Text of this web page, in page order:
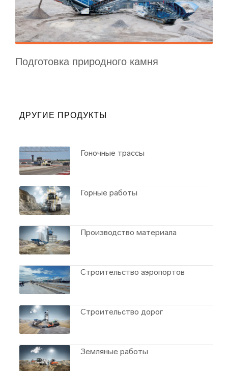
Подготовка природного камня
ДРУГИЕ ПРОДУКТЫ
Гоночные трассы
Горные работы
Производство материала
Строительство аэропортов
Строительство дорог
Земляные работы